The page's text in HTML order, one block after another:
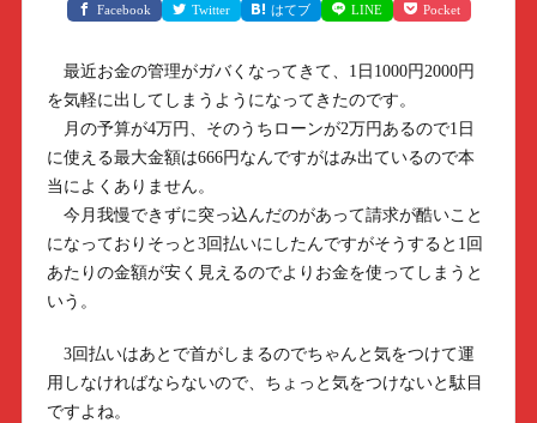
Facebook Twitter はてブ LINE Pocket
最近お金の管理がガバくなってきて、1日1000円2000円
を気軽に出してしまうようになってきたのです。
月の予算が4万円、そのうちローンが2万円あるので1日
に使える最大金額は666円なんですがはみ出ているので本
当によくありません。
今月我慢できずに突っ込んだのがあって請求が酷いこと
になっておりそっと3回払いにしたんですがそうすると1回
あたりの金額が安く見えるのでよりお金を使ってしまうと
いう。
3回払いはあとで首がしまるのでちゃんと気をつけて運
用しなければならないので、ちょっと気をつけないと駄目
ですよね。